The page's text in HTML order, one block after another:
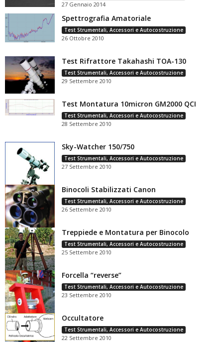
27 Gennaio 2014
Spettrografia Amatoriale
Test Strumentali, Accessori e Autocostruzione
26 Ottobre 2010
Test Rifrattore Takahashi TOA-130
Test Strumentali, Accessori e Autocostruzione
29 Settembre 2010
Test Montatura 10micron GM2000 QCI
Test Strumentali, Accessori e Autocostruzione
28 Settembre 2010
Sky-Watcher 150/750
Test Strumentali, Accessori e Autocostruzione
27 Settembre 2010
Binocoli Stabilizzati Canon
Test Strumentali, Accessori e Autocostruzione
26 Settembre 2010
Treppiede e Montatura per Binocolo
Test Strumentali, Accessori e Autocostruzione
25 Settembre 2010
Forcella “reverse”
Test Strumentali, Accessori e Autocostruzione
23 Settembre 2010
Occultatore
Test Strumentali, Accessori e Autocostruzione
22 Settembre 2010